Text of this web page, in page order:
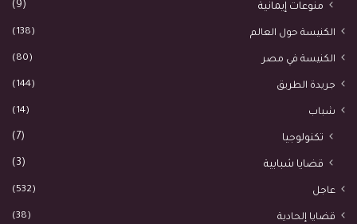
منوعات إيمانية (9)
الكنيسة حول العالم (138)
الكنيسة في مصر (80)
جريدة الطريق (144)
شباب (14)
تكنولوجيا (7)
قضايا شبابية (3)
عاجل (532)
قضايا إلحادية (38)